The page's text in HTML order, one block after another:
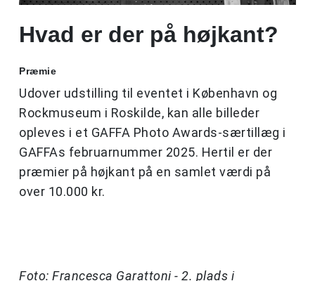
Hvad er der på højkant?
Præmie
Udover udstilling til eventet i København og
Rockmuseum i Roskilde, kan alle billeder
opleves i et GAFFA Photo Awards-særtillæg i
GAFFAs februarnummer 2025. Hertil er der
præmier på højkant på en samlet værdi på
over 10.000 kr.
Foto: Francesca Garattoni - 2. plads i